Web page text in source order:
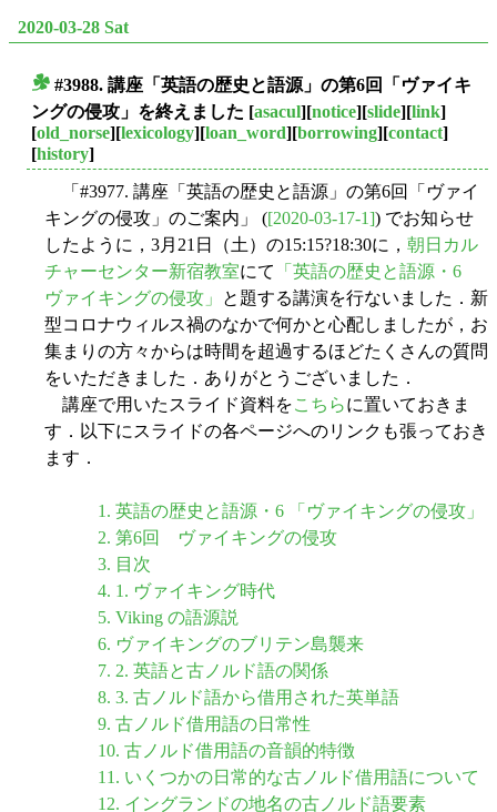
2020-03-28 Sat
#3988. 講座「英語の歴史と語源」の第6回「ヴァイキ
ングの侵攻」を終えました [asacul][notice][slide][link]
[old_norse][lexicology][loan_word][borrowing][contact]
[history]
「#3977. 講座「英語の歴史と語源」の第6回「ヴァイ
キングの侵攻」のご案内」 ([2020-03-17-1]) でお知らせ
したように，3月21日（土）の15:15?18:30に， 朝日カル
チャーセンター新宿教室にて
「英語の歴史と語源・6
ヴァイキングの侵攻」
と題する講演を行ないました．新
型コロナウィルス禍のなかで何かと心配しましたが，お
集まりの方々からは時間を超過するほどたくさんの質問
をいただきました．ありがとうございました．
講座で用いたスライド資料をこちらに置いておきま
す．以下にスライドの各ページへのリンクも張っておき
ます．
1. 英語の歴史と語源・6 「ヴァイキングの侵攻」
2. 第6回 ヴァイキングの侵攻
3. 目次
4. 1. ヴァイキング時代
5. Viking の語源説
6. ヴァイキングのブリテン島襲来
7. 2. 英語と古ノルド語の関係
8. 3. 古ノルド語から借用された英単語
9. 古ノルド借用語の日常性
10. 古ノルド借用語の音韻的特徴
11. いくつかの日常的な古ノルド借用語について
12. イングランドの地名の古ノルド語要素